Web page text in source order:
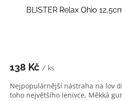
BLISTER Relax Ohio
138 Kč / ks
Nejpopulárnější nástraha na lov
toho největšího lenivce. Měkká